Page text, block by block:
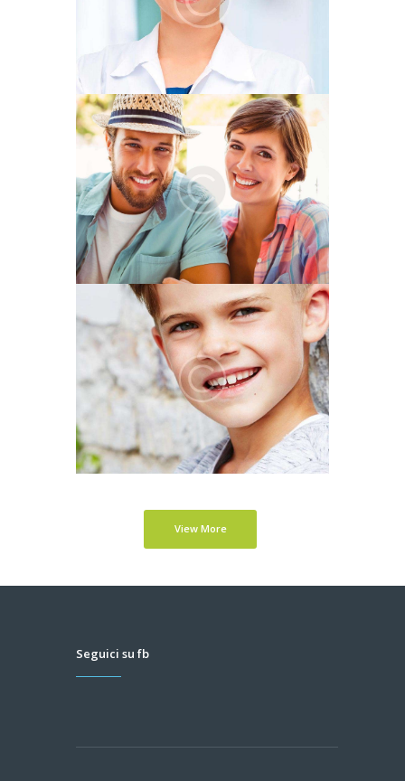
View More
Seguici su fb